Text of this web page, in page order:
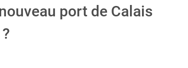
port de Calais